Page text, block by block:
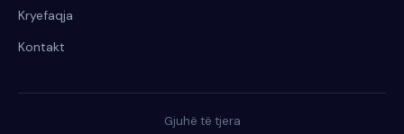
Kryefaqja
Kontakt
Gjuhë të tjera